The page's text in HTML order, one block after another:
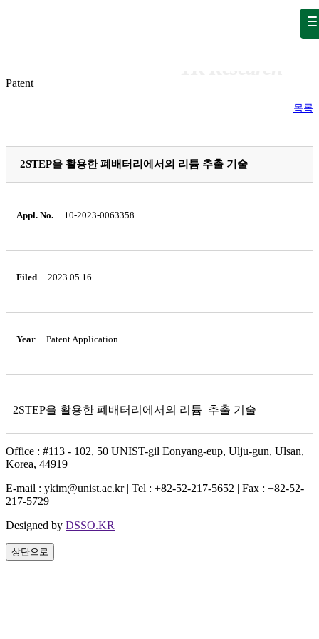
Patent
목록
2STEP을 활용한 폐배터리에서의 리튬 추출 기술
Appl. No. 10-2023-0063358
Filed 2023.05.16
Year Patent Application
2STEP을 활용한 폐배터리에서의 리튬 추출 기술
Office : #113 - 102, 50 UNIST-gil Eonyang-eup, Ulju-gun, Ulsan,
Korea, 44919
E-mail : ykim@unist.ac.kr | Tel : +82-52-217-5652 | Fax : +82-52-
217-5729
Designed by DSSO.KR
상단으로